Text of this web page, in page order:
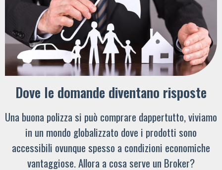
Dove le domande diventano risposte
Una buona polizza si può comprare dappertutto, viviamo
in un mondo globalizzato dove i prodotti sono
accessibili ovunque spesso a condizioni economiche
vantaggiose. Allora a cosa serve un Broker?